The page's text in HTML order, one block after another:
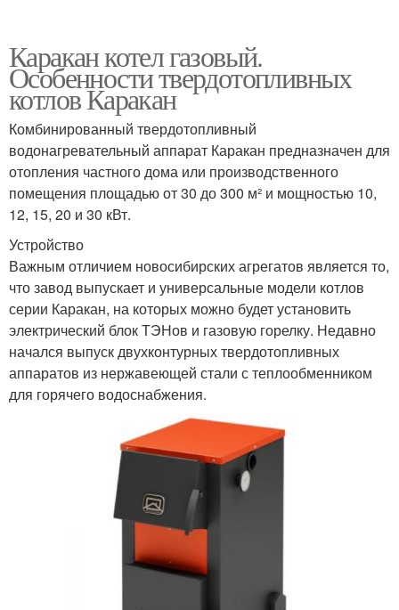
Каракан котел газовый.
Особенности твердотопливных
котлов Каракан
Комбинированный твердотопливный
водонагревательный аппарат Каракан предназначен для
отопления частного дома или производственного
помещения площадью от 30 до 300 м² и мощностью 10,
12, 15, 20 и 30 кВт.
Устройство
Важным отличием новосибирских агрегатов является то,
что завод выпускает и универсальные модели котлов
серии Каракан, на которых можно будет установить
электрический блок ТЭНов и газовую горелку. Недавно
начался выпуск двухконтурных твердотопливных
аппаратов из нержавеющей стали с теплообменником
для горячего водоснабжения.